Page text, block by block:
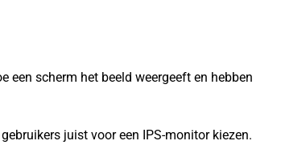
een scherm het beeld weergeeft en hebben
juist voor een IPS-monitor kiezen.